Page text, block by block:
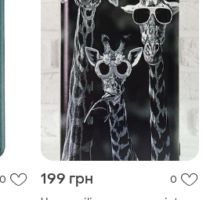
0 199 грн 0